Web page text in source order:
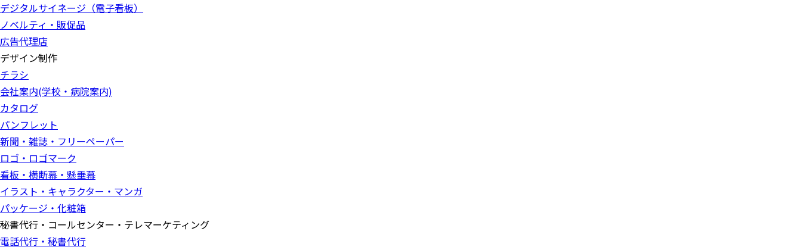
デジタルサイネージ（電子看板）
ノベルティ・販促品
広告代理店
デザイン制作
チラシ
会社案内(学校・病院案内)
カタログ
パンフレット
新聞・雑誌・フリーペーパー
ロゴ・ロゴマーク
看板・横断幕・懸垂幕
イラスト・キャラクター・マンガ
パッケージ・化粧箱
秘書代行・コールセンター・テレマーケティング
電話代行・秘書代行